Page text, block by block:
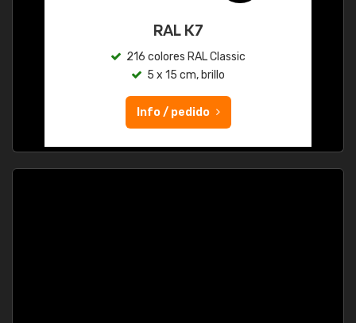
RAL K7
216 colores RAL Classic
5 x 15 cm, brillo
Info / pedido